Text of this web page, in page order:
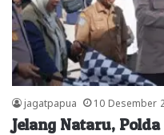
jagatpapua 10 Desember
Jelang Nataru,